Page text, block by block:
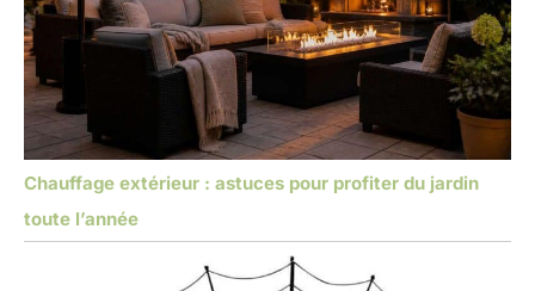
Chauffage extérieur : astuces pour profiter du jardin
toute l’année